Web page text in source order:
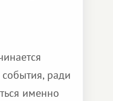
ради
именно